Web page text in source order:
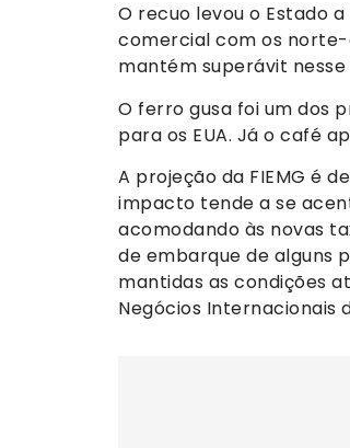
O recuo levou o Estado
comercial com os norte-
mantém superávit
O ferro gusa foi um dos
para os EUA. Já o café
A projeção da FIEMG é
impacto tende a se
acomodando às novas
de embarque de alguns
mantidas as condições
Negócios Internacionais